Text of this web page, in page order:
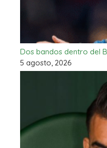
Dos bandos dentro del
5 agosto, 2026